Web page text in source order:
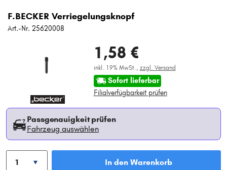
F.BECKER Verriegelungsknopf
Art.-Nr. 25620008
1,58 €
inkl. 19% MwSt., zzgl. Versand
Sofort lieferbar
Filialverfügbarkeit prüfen
Passgenauigkeit prüfen
Fahrzeug auswählen
In den Warenkorb